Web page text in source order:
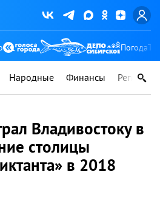
Погода
Народные Финансы Регионы
Владивостоку в
столицы
в 2018